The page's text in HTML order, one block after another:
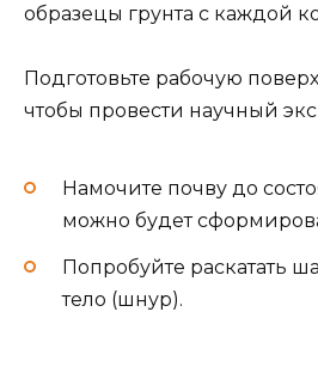
образецы грунта с каждой
Подготовьте рабочую
чтобы провести научный
Намочите почву до
можно будет
Попробуйте раскатать
тело (шнур).